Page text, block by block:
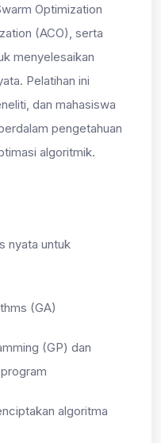
Optimization
(ACO), serta
menyelesaikan
Pelatihan ini
dan mahasiswa
pengetahuan
algoritmik.
nyata untuk
(GA)
(GP) dan
algoritma